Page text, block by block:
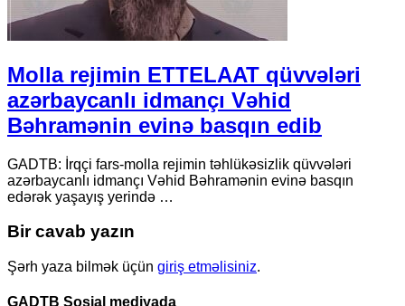
Molla rejimin ETTELAAT qüvvələri
azərbaycanlı idmançı Vəhid
Bəhramənin evinə basqın edib
GADTB: İrqçi fars-molla rejimin təhlükəsizlik qüvvələri
azərbaycanlı idmançı Vəhid Bəhramənin evinə basqın
edərək yaşayış yerində …
Bir cavab yazın
Şərh yaza bilmək üçün giriş etməlisiniz.
GADTB Sosial mediyada